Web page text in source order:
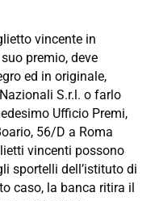
vincente in
premio, deve
ed in originale,
S.r.l. o farlo
Ufficio Premi,
56/D a Roma
vincenti possono
sportelli dell’istituto di
caso, la banca ritira il